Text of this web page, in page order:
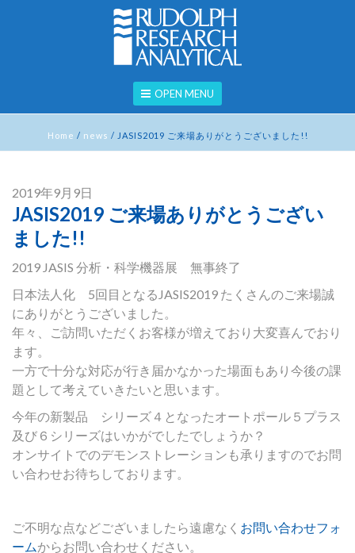
OPEN MENU
Home / news / JASIS2019 ご来場ありがとうございました!!
2019年9月9日
JASIS2019 ご来場ありがとうござい
ました!!
2019 JASIS 分析・科学機器展 無事終了
日本法人化 5回目となるJASIS2019 たくさんのご来場誠
にありがとうございました。
年々、ご訪問いただくお客様が増えており大変喜んでおり
ます。
一方で十分な対応が行き届かなかった場面もあり今後の課
題として考えていきたいと思います。
今年の新製品 シリーズ４となったオートポール５プラス
及び６シリーズはいかがでしたでしょうか？
オンサイトでのデモンストレーションも承りますのでお問
い合わせお待ちしております。
ご不明な点などございましたら遠慮なく お問い合わせフォ
ームからお問い合わせください。